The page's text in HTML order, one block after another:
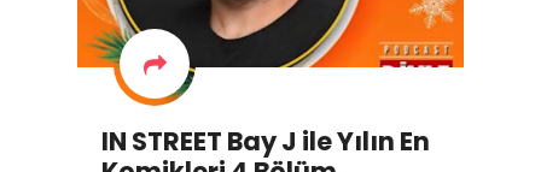
IN STREET Bay J ile Yılın En